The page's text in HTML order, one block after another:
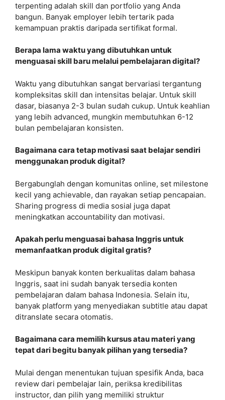
terpenting adalah skill dan portfolio yang Anda
bangun. Banyak employer lebih tertarik pada
kemampuan praktis daripada sertifikat formal.
Berapa lama waktu yang dibutuhkan untuk
menguasai skill baru melalui pembelajaran digital?
Waktu yang dibutuhkan sangat bervariasi tergantung
kompleksitas skill dan intensitas belajar. Untuk skill
dasar, biasanya 2-3 bulan sudah cukup. Untuk keahlian
yang lebih advanced, mungkin membutuhkan 6-12
bulan pembelajaran konsisten.
Bagaimana cara tetap motivasi saat belajar sendiri
menggunakan produk digital?
Bergabunglah dengan komunitas online, set milestone
kecil yang achievable, dan rayakan setiap pencapaian.
Sharing progress di media sosial juga dapat
meningkatkan accountability dan motivasi.
Apakah perlu menguasai bahasa Inggris untuk
memanfaatkan produk digital gratis?
Meskipun banyak konten berkualitas dalam bahasa
Inggris, saat ini sudah banyak tersedia konten
pembelajaran dalam bahasa Indonesia. Selain itu,
banyak platform yang menyediakan subtitle atau dapat
ditranslate secara otomatis.
Bagaimana cara memilih kursus atau materi yang
tepat dari begitu banyak pilihan yang tersedia?
Mulai dengan menentukan tujuan spesifik Anda, baca
review dari pembelajar lain, periksa kredibilitas
instructor, dan pilih yang memiliki struktur